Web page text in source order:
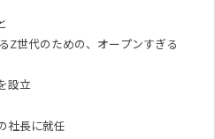
Z世代のための、オープンすぎる
設立
社長に就任